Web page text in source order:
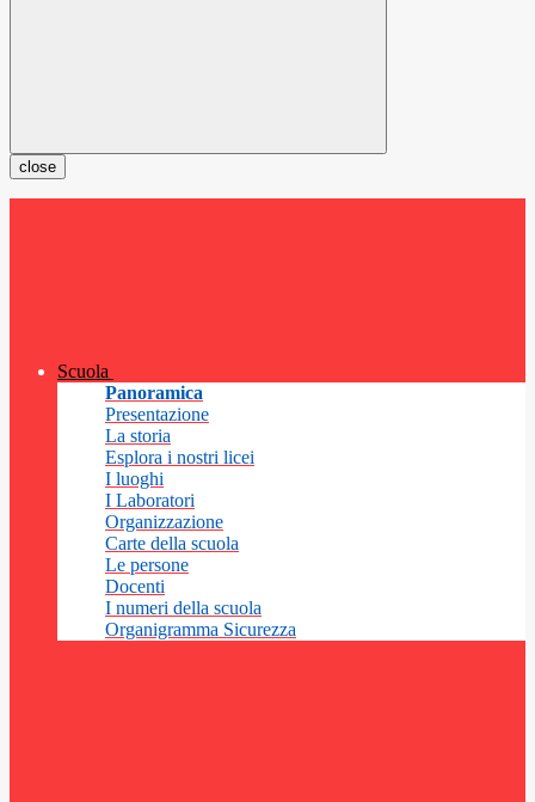
close
Scuola
Panoramica
Presentazione
La storia
Esplora i nostri licei
I luoghi
I Laboratori
Organizzazione
Carte della scuola
Le persone
Docenti
I numeri della scuola
Organigramma Sicurezza